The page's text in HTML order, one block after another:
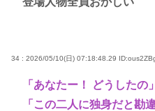
34 : 2026/05/10(日) 07:18:48.29
「あなたー！ どうしたの」
「この二人に独身だと勘